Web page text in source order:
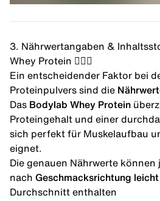
3. Nährwertangaben &
Whey Protein 🏋️‍♂️🥤
Ein entscheidender Faktor bei
Proteinpulvers sind die
Das Bodylab Whey Protein
Proteingehalt und einer
sich perfekt für Muskelaufbau
eignet.
Die genauen Nährwerte können
nach Geschmacksrichtung
Durchschnitt enthalten